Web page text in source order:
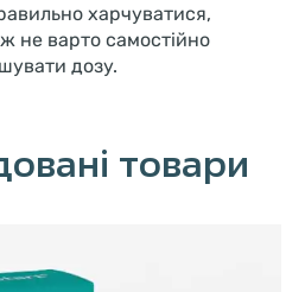
харчуватися,
не варто самостійно
дозу.
товари